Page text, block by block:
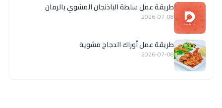
طريقة عمل سلطة الباذنجان المشوي بالرمان
2026-07-08
طريقة عمل أوراك الدجاج مشوية
2026-07-08